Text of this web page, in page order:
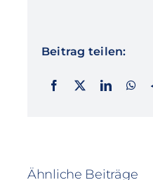
Beitrag teilen:
Ähnliche Beiträge